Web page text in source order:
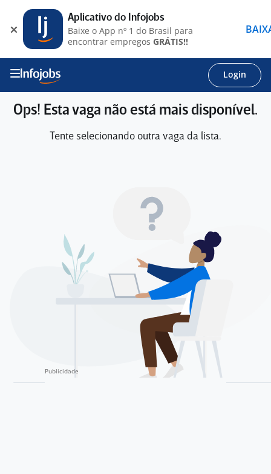
Login
Ops! Esta vaga não está mais disponível.
Tente selecionando outra vaga da lista.
Aplicativo do Infojobs
Baixe o App nº 1 do Brasil para
encontrar empregos GRÁTIS!!